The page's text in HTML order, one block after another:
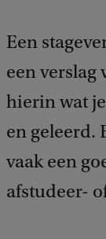
Een
een verslag
hierin wat
en geleerd.
vaak een
afstudeer-